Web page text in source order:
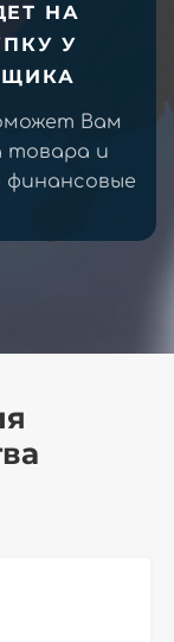
НА
У
Вам
товара и